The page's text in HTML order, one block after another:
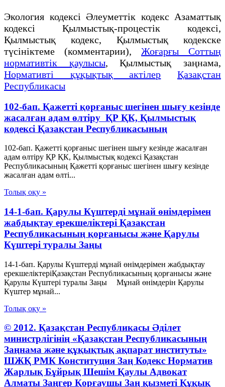
Экология кодексі Әлеуметтік кодекс Азаматтық
кодексi Қылмыстық-процестік кодексi,
Қылмыстық кодекс, Қылмыстық кодекске
түсініктеме (комментарии), Жоғарғы Соттың
нормативтік қаулысы, Қылмыстық заңнама,
Нормативті құқықтық актілер
Қазақстан
Республикасы
102-бап. Қажеттi қорғаныс шегiнен шығу кезiнде
жасалған адам өлтіру ҚР ҚК, Қылмыстық
кодексi Қазақстан Республикасының
102-бап. Қажеттi қорғаныс шегiнен шығу кезiнде жасалған
адам өлтіру ҚР ҚК, Қылмыстық кодексi Қазақстан
Республикасының Қажеттi қорғаныс шегiнен шығу кезiнде
жасалған адам өлтi...
Толық оқу »
14-1-бап. Қарулы Күштерді мұнай өнімдерімен
жабдықтау ерекшеліктері Қазақстан
Республикасының қорғанысы және Қарулы
Күштері туралы Заңы
14-1-бап. Қарулы Күштерді мұнай өнімдерімен жабдықтау
ерекшеліктеріҚазақстан Республикасының қорғанысы және
Қарулы Күштері туралы Заңы Мұнай өнімдерін Қарулы
Күштер мұнай...
Толық оқу »
© 2012. Қазақстан Республикасы Әділет
министрлігінің «Қазақстан Республикасының
Заңнама және құқықтық ақпарат институты»
ШЖҚ РМК Конституция Заң Кодекс Норматив
Жарлық Бұйрық Шешім Қаулы Адвокат
Алматы Заңгер Қорғаушы Заң қызметі Құқық